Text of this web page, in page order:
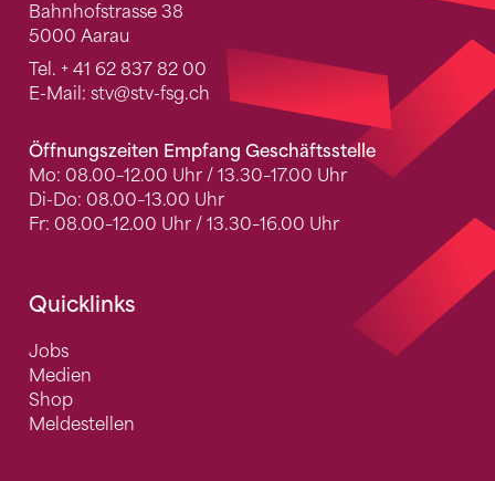
Bahnhofstrasse 38
5000 Aarau
Tel. + 41 62 837 82 00
E-Mail: stv@stv-fsg.ch
Öffnungszeiten Empfang Geschäftsstelle
Mo: 08.00–12.00 Uhr / 13.30–17.00 Uhr
Di-Do: 08.00–13.00 Uhr
Fr: 08.00–12.00 Uhr / 13.30–16.00 Uhr
Quicklinks
Jobs
Medien
Shop
Meldestellen